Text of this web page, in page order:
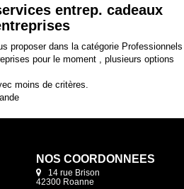
entrep. cadeaux
proposer dans la catégorie Professionnels
pour le moment , plusieurs options
moins de critères.
NOS COORDONNÉES
14 rue Brison
42300 Roanne